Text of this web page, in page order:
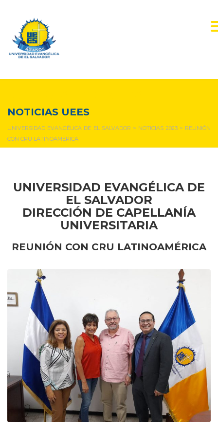
NOTICIAS UEES
UNIVERSIDAD EVANGÉLICA DE EL SALVADOR > NOTICIAS 2023> REUNIÓN
CON CRU LATINOAMÉRICA
UNIVERSIDAD EVANGÉLICA DE
EL SALVADOR
DIRECCIÓN DE CAPELLANÍA
UNIVERSITARIA
REUNIÓN CON CRU LATINOAMÉRICA